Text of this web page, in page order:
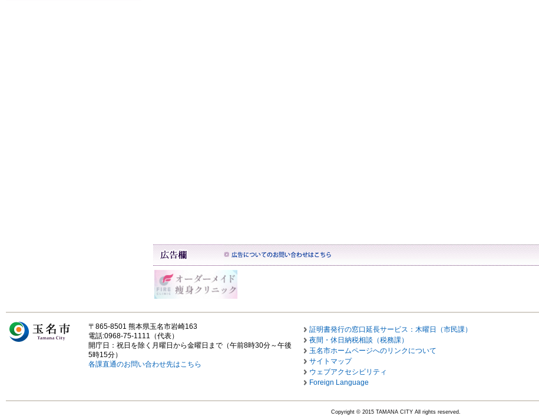
〒865-8501 熊本県玉名市岩崎163
電話:0968-75-1111（代表）
開庁日：祝日を除く月曜日から金曜日まで（午前8時30分～午後
5時15分）
各課直通のお問い合わせ先はこちら
証明書発行の窓口延長サービス：木曜日（市民課）
夜間・休日納税相談（税務課）
玉名市ホームページへのリンクについて
サイトマップ
ウェブアクセシビリティ
Foreign Language
Copyright © 2015 TAMANA CITY All rights reserved.